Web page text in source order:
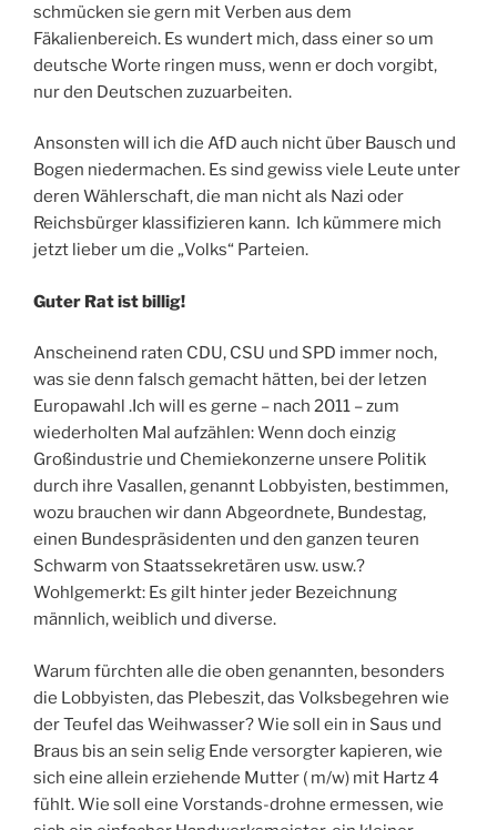
schmücken sie gern mit Verben aus dem
Fäkalienbereich. Es wundert mich, dass einer so um
deutsche Worte ringen muss, wenn er doch vorgibt,
nur den Deutschen zuzuarbeiten.
Ansonsten will ich die AfD auch nicht über Bausch und
Bogen niedermachen. Es sind gewiss viele Leute unter
deren Wählerschaft, die man nicht als Nazi oder
Reichsbürger klassifizieren kann. Ich kümmere mich
jetzt lieber um die „Volks“ Parteien.
Guter Rat ist billig!
Anscheinend raten CDU, CSU und SPD immer noch,
was sie denn falsch gemacht hätten, bei der letzen
Europawahl .Ich will es gerne – nach 2011 – zum
wiederholten Mal aufzählen: Wenn doch einzig
Großindustrie und Chemiekonzerne unsere Politik
durch ihre Vasallen, genannt Lobbyisten, bestimmen,
wozu brauchen wir dann Abgeordnete, Bundestag,
einen Bundespräsidenten und den ganzen teuren
Schwarm von Staatssekretären usw. usw.?
Wohlgemerkt: Es gilt hinter jeder Bezeichnung
männlich, weiblich und diverse.
Warum fürchten alle die oben genannten, besonders
die Lobbyisten, das Plebeszit, das Volksbegehren wie
der Teufel das Weihwasser? Wie soll ein in Saus und
Braus bis an sein selig Ende versorgter kapieren, wie
sich eine allein erziehende Mutter ( m/w) mit Hartz 4
fühlt. Wie soll eine Vorstands-drohne ermessen, wie